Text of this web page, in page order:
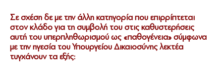
Σε σχέση δε με την άλλη κατηγορία που επιρρίπτεται
στον κλάδο για τη συμβολή του στις καθυστερήσεις
αυτή του υπερπληθωρισμού ως «παθογένεια» σύμφωνα
με την ηγεσία του Υπουργείου Δικαιοσύνης λεκτέα
τυγχάνουν τα εξής: